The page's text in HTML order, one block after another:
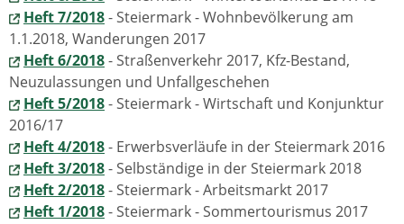
Heft 7/2018- Steiermark -Wohnbevölkerung am
1.1.2018, Wanderungen 2017
Heft 6/2018- Straßenverkehr 2017, Kfz-Bestand,
Neuzulassungen und Unfallgeschehen
Heft 5/2018- Steiermark - Wirtschaft und Konjunktur
2016/17
Heft 4/2018- Erwerbsverläufe in der Steiermark 2016
Heft 3/2018- Selbständige in der Steiermark 2018
Heft 2/2018-Steiermark - Arbeitsmarkt 2017
Heft 1/2018-Steiermark - Sommertourismus 2017